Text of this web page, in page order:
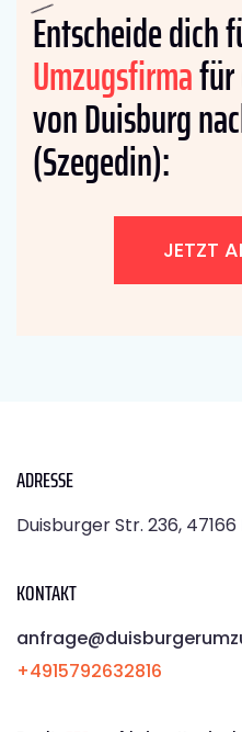
Entscheide dich
Umzugsfirma
von Duisburg
(Szegedin):
JETZT
ADRESSE
Duisburger Str. 236,
KONTAKT
+4915792632816